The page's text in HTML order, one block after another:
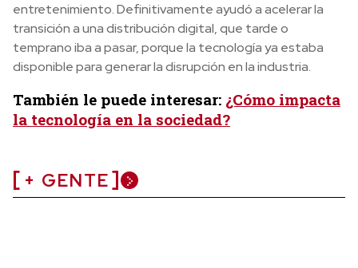
entretenimiento. Definitivamente ayudó a acelerar la
transición a una distribución digital, que tarde o
temprano iba a pasar, porque la tecnología ya estaba
disponible para generar la disrupción en la industria.
También le puede interesar: ¿Cómo impacta
la tecnología en la sociedad?
+ GENTE